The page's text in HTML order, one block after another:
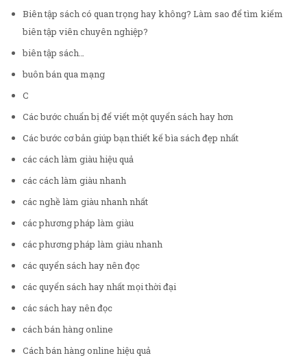
Biên tập sách có quan trọng hay không? Làm sao để tìm kiếm
biên tập viên chuyên nghiệp?
biên tập sách…
buôn bán qua mạng
C
Các bước chuẩn bị để viết một quyển sách hay hơn
Các bước cơ bản giúp bạn thiết kế bìa sách đẹp nhất
các cách làm giàu hiệu quả
các cách làm giàu nhanh
các nghề làm giàu nhanh nhất
các phương pháp làm giàu
các phương pháp làm giàu nhanh
các quyển sách hay nên đọc
các quyển sách hay nhất mọi thời đại
các sách hay nên đọc
cách bán hàng online
Cách bán hàng online hiệu quả